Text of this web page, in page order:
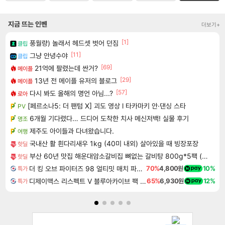
지금 뜨는 인벤 더보기+
클립 풍월량) 놀래서 헤드셋 벗어 던짐 [1]
클립 그냥 안녕수야 [11]
메이플 21억에 팔렸는데 싼거? [69]
메이플 13년 전 메이플 유저의 블로그 [29]
로아 다시 봐도 올해의 명언 아님...? [57]
PV [페르소나5: 더 팬텀 X] 괴도 영상 l 타카마키 안·댄싱 스타
명조 6개월 기다렸다… 드디어 도착한 치사 메신저백! 실물 후기
여행 제주도 아이들과 다녀왔습니다.
핫딜 국내산 활 흰다리새우 1kg (40미 내외) 살아있을 때 빙장포장
핫딜 부산 60년 맛집 해운대암소갈비집 뼈없는 갈비탕 800g*5팩 (총 4kg) | 살코기 듬뿍 순살 소 갈비탕 진한 국물
특가 더 킹 오브 파이터즈 98 얼티밋 매치 파이널 에디션 THE KING OF FIGHTERS 98 ULTIMATE MATCH FINAL EDITION 70%4,800원 10%
특가 디제이맥스 리스펙트 V 블루아카이브 팩 DJMAX RESPECT V Blue Archive Pack DLC65%6,930원 12%